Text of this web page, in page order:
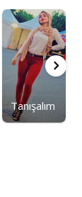
Tanışalım